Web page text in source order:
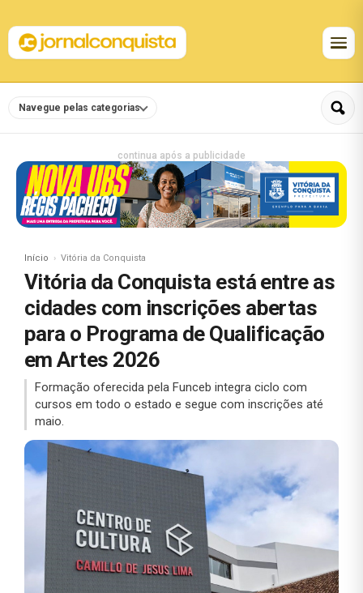
Navegue pelas categorias
continua após a publicidade
Início Vitória da Conquista
Vitória da Conquista está entre as
cidades com inscrições abertas
para o Programa de Qualificação
em Artes 2026
Formação oferecida pela Funceb integra ciclo com
cursos em todo o estado e segue com inscrições até
maio.